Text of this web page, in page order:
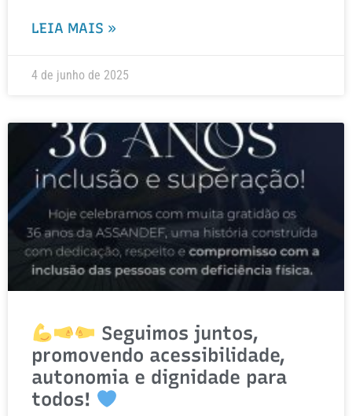
LEIA MAIS »
4 de junho de 2025
Seguimos juntos,
promovendo acessibilidade,
autonomia e dignidade para
todos!